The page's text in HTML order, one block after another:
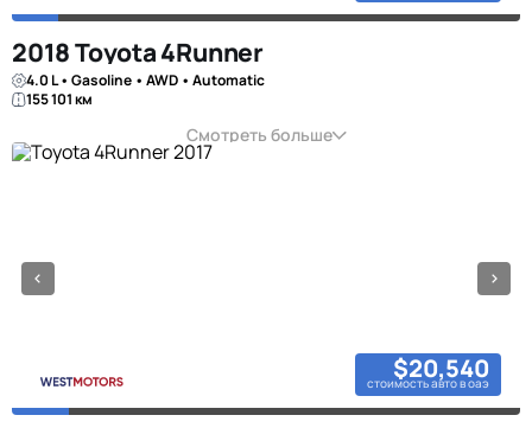
2018 Toyota 4Runner
4.0 L • Gasoline • AWD • Automatic
155 101 км
Смотреть больше
$20,540
стоимость авто в оаэ